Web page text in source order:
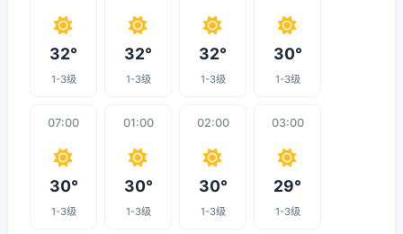
32°
1-3级
32°
1-3级
32°
1-3级
30°
1-3级
07:00
30°
1-3级
01:00
30°
1-3级
02:00
30°
1-3级
03:00
29°
1-3级